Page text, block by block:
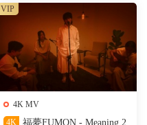
4K MV
4K
福夢FUMON - Meaning 2
VIP